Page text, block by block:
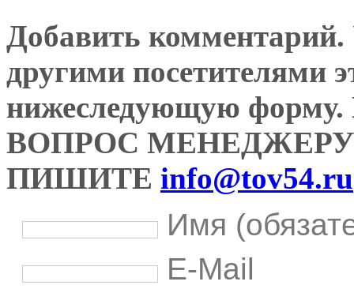
Добавить комментарий.
другими посетителями
нижеследующую
ВОПРОС
ПИШИТЕ info@tov54.ru
Имя
E-Mail